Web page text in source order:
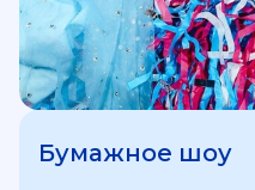
Бумажное шоу